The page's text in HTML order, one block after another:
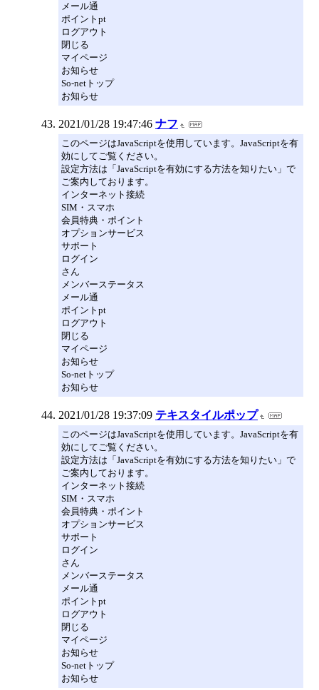
メール通
ポイントpt
ログアウト
閉じる
マイページ
お知らせ
So-netトップ
お知らせ
2021/01/28 19:47:46 ナフ
このページはJavaScriptを使用しています。JavaScriptを有
効にしてご覧ください。
設定方法は「JavaScriptを有効にする方法を知りたい」で
ご案内しております。
インターネット接続
SIM・スマホ
会員特典・ポイント
オプションサービス
サポート
ログイン
さん
メンバーステータス
メール通
ポイントpt
ログアウト
閉じる
マイページ
お知らせ
So-netトップ
お知らせ
2021/01/28 19:37:09 テキスタイルポップ
このページはJavaScriptを使用しています。JavaScriptを有
効にしてご覧ください。
設定方法は「JavaScriptを有効にする方法を知りたい」で
ご案内しております。
インターネット接続
SIM・スマホ
会員特典・ポイント
オプションサービス
サポート
ログイン
さん
メンバーステータス
メール通
ポイントpt
ログアウト
閉じる
マイページ
お知らせ
So-netトップ
お知らせ